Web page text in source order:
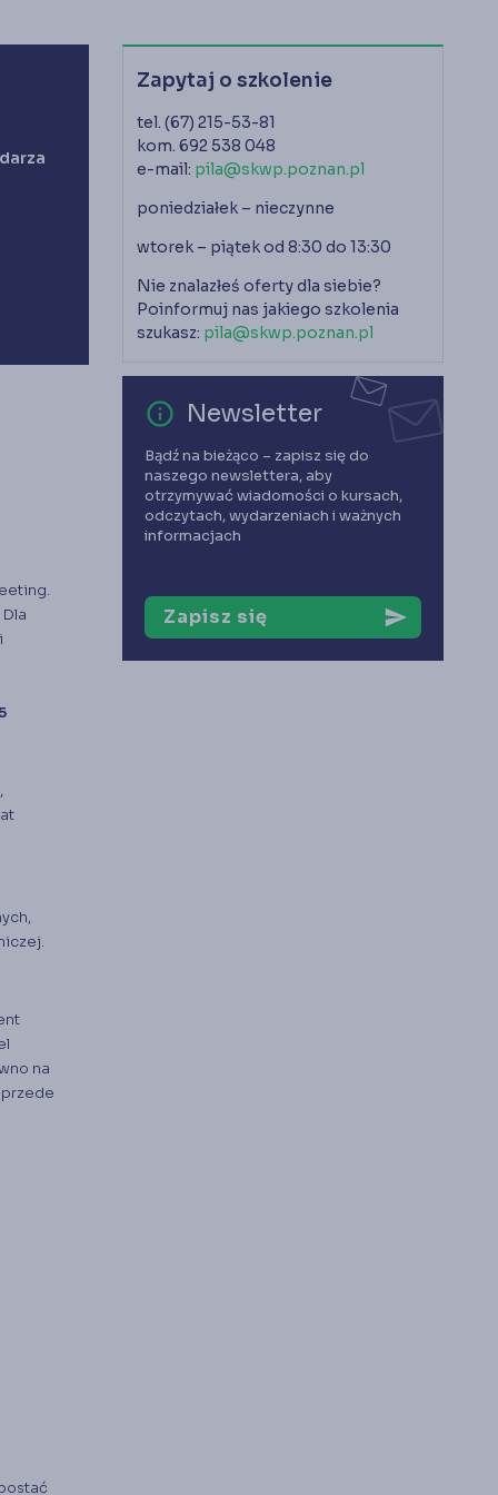
Panel członka
w Polsce jest od 1989 r. członkiem
na
Zapytaj o szkolenie
tel. (67) 215-53-81
kom. 692 538 048
e-mail: pila@skwp.poznan.pl
poniedziałek – nieczynne
wtorek – piątek od 8:30 do 13:30
Nie znalazłeś oferty dla siebie?
Poinformuj nas jakiego szkolenia
szukasz: pila@skwp.poznan.pl
error_outline Newsletter
Bądź na bieżąco – zapisz się do
naszego newslettera, aby
otrzymywać wiadomości o kursach,
odczytach, wydarzeniach i ważnych
informacjach
Zapisz się send